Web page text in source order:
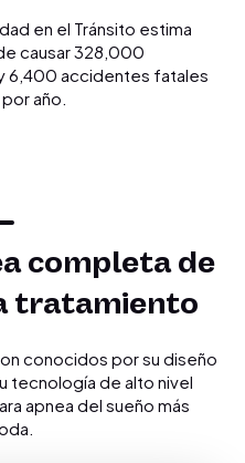
en el Tránsito estima
causar 328,000
6,400 accidentes fatales
año.
completa de
tratamiento
conocidos por su diseño
tecnología de alto nivel
apnea del sueño más